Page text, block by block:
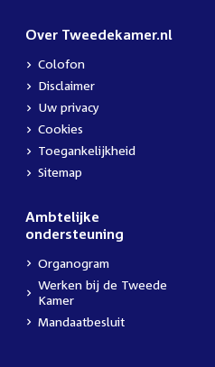
Over Tweedekamer.nl
Colofon
Disclaimer
Uw privacy
Cookies
Toegankelijkheid
Sitemap
Ambtelijke
ondersteuning
Organogram
Werken bij de Tweede
Kamer
Mandaatbesluit